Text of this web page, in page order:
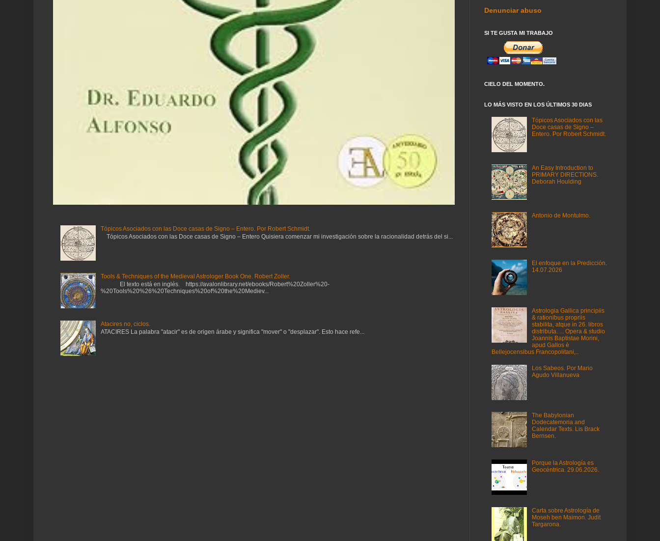
Tópicos Asociados con las Doce casas de Signo – Entero. Por Robert Schmidt.
Tópicos Asociados con las Doce casas de Signo – Entero Quisiera comenzar mi investigación sobre la racionalidad detrás del si...
Tools & Techniques of the Medieval Astrologer Book One. Robert Zoller.
El texto está en inglés. https://avalonlibrary.net/ebooks/Robert%20Zoller%20-
%20Tools%20%26%20Techniques%20of%20the%20Mediev...
Atacires no, ciclos.
ATACIRES La palabra "atacir" es de origen árabe y significa "mover" o "desplazar". Esto hace refe...
Denunciar abuso
SI TE GUSTA MI TRABAJO
CIELO DEL MOMENTO.
LO MÁS VISTO EN LOS ÚLTIMOS 30 DIAS
Tópicos Asociados con las
Doce casas de Signo –
Entero. Por Robert Schmidt.
An Easy Introduction to
PRIMARY DIRECTIONS.
Deborah Houlding
Antonio de Montulmo.
El enfoque en la Predicción.
14.07.2026
Astrologia Gallica principiis
& rationibus propriis
stabilita, atque in 26. libros
distributa. ... Opera & studio
Joannis Baptistae Morini,
apud Gallos è
Bellejocensibus Francopolitani,..
Los Sabeos. Por Mario
Agudo Villanueva
The Babylonian
Dodecatemoria and
Calendar Texts. Lis Brack
Bernsen.
Porque la Astrología es
Geocéntrica. 29.06.2026.
Carta sobre Astrología de
Moseh ben Maimon. Judit
Targarona.